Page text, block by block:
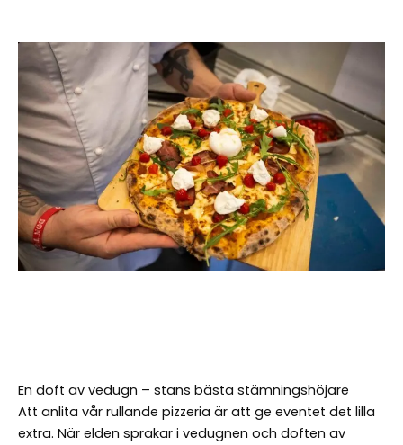
En doft av vedugn – stans bästa stämningshöjare
Att anlita vår rullande pizzeria är att ge eventet det lilla
extra. När elden sprakar i vedugnen och doften av